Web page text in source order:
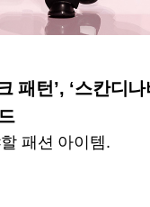
패턴’, ‘스칸디
패션 아이템.